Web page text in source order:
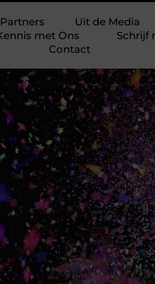
Partners
Uit de Media
met Ons
Schrijf
Contact